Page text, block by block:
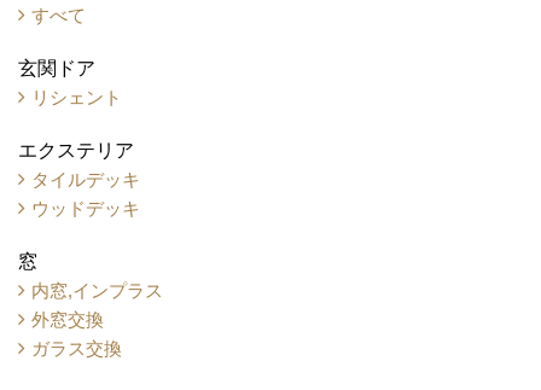
すべて
玄関ドア
リシェント
エクステリア
タイルデッキ
ウッドデッキ
窓
内窓,インプラス
外窓交換
ガラス交換